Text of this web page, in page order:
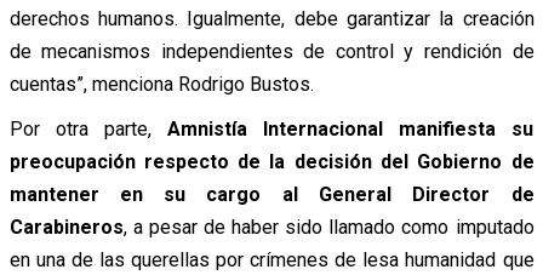
derechos humanos. Igualmente, debe garantizar la creación
de mecanismos independientes de control y rendición de
cuentas”, menciona Rodrigo Bustos.
Por otra parte, Amnistía Internacional manifiesta su
preocupación respecto de la decisión del Gobierno de
mantener en su cargo al General Director de
Carabineros, a pesar de haber sido llamado como imputado
en una de las querellas por crímenes de lesa humanidad que